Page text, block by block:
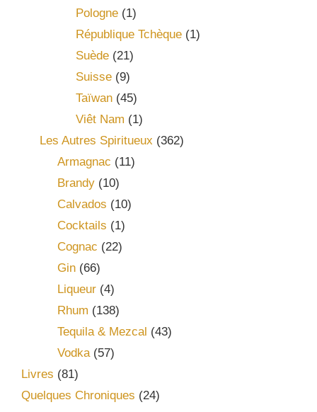
Pologne(1)
République Tchèque(1)
Suède(21)
Suisse(9)
Taïwan(45)
Viêt Nam (1)
Les Autres Spiritueux (362)
Armagnac (11)
Brandy (10)
Calvados (10)
Cocktails (1)
Cognac (22)
Gin (66)
Liqueur (4)
Rhum (138)
Tequila & Mezcal (43)
Vodka(57)
Livres (81)
Quelques Chroniques (24)